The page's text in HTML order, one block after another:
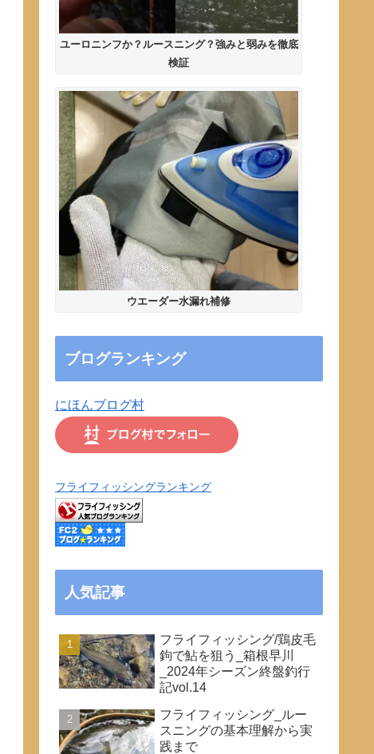
ユーロニンフか？ルースニング？強みと弱みを徹底
検証
ウエーダー水漏れ補修
ブログランキング
にほんブログ村
フライフィッシングランキング
人気記事
フライフィッシング/鶏皮毛
鉤で鮎を狙う_箱根早川
_2024年シーズン終盤釣行
記vol.14
フライフィッシング_ルー
スニングの基本理解から実
践まで